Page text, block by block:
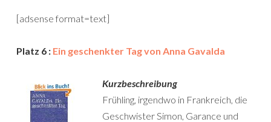
[adsense format=text]
Platz 6 : Ein geschenkter Tag von Anna Gavalda
Kurzbeschreibung
Frühling, irgendwo in Frankreich, die
Geschwister Simon, Garance und